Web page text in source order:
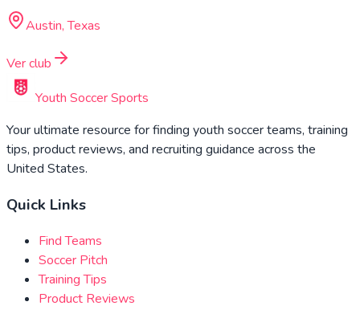
Austin, Texas
Ver club
Youth Soccer Sports
Your ultimate resource for finding youth soccer teams, training
tips, product reviews, and recruiting guidance across the
United States.
Quick Links
Find Teams
Soccer Pitch
Training Tips
Product Reviews